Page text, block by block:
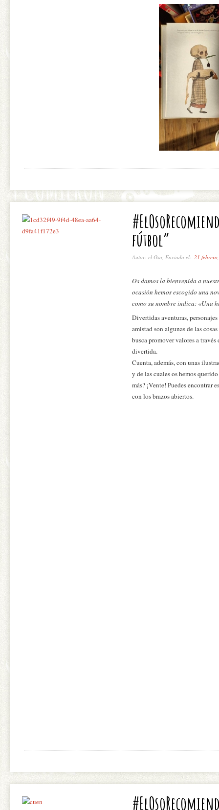
fútbol”
Autor: el Oso, Enviado el: 21
Os damos la bienvenida a
ocasión hemos escogido una
como su nombre indica: «Una
Divertidas aventuras,
amistad son algunas de las
busca promover valores a
divertida.
Cuenta, además, con unas
y de las cuales os hemos
más? ¡Vente! Puedes encontrar
con los brazos abiertos.